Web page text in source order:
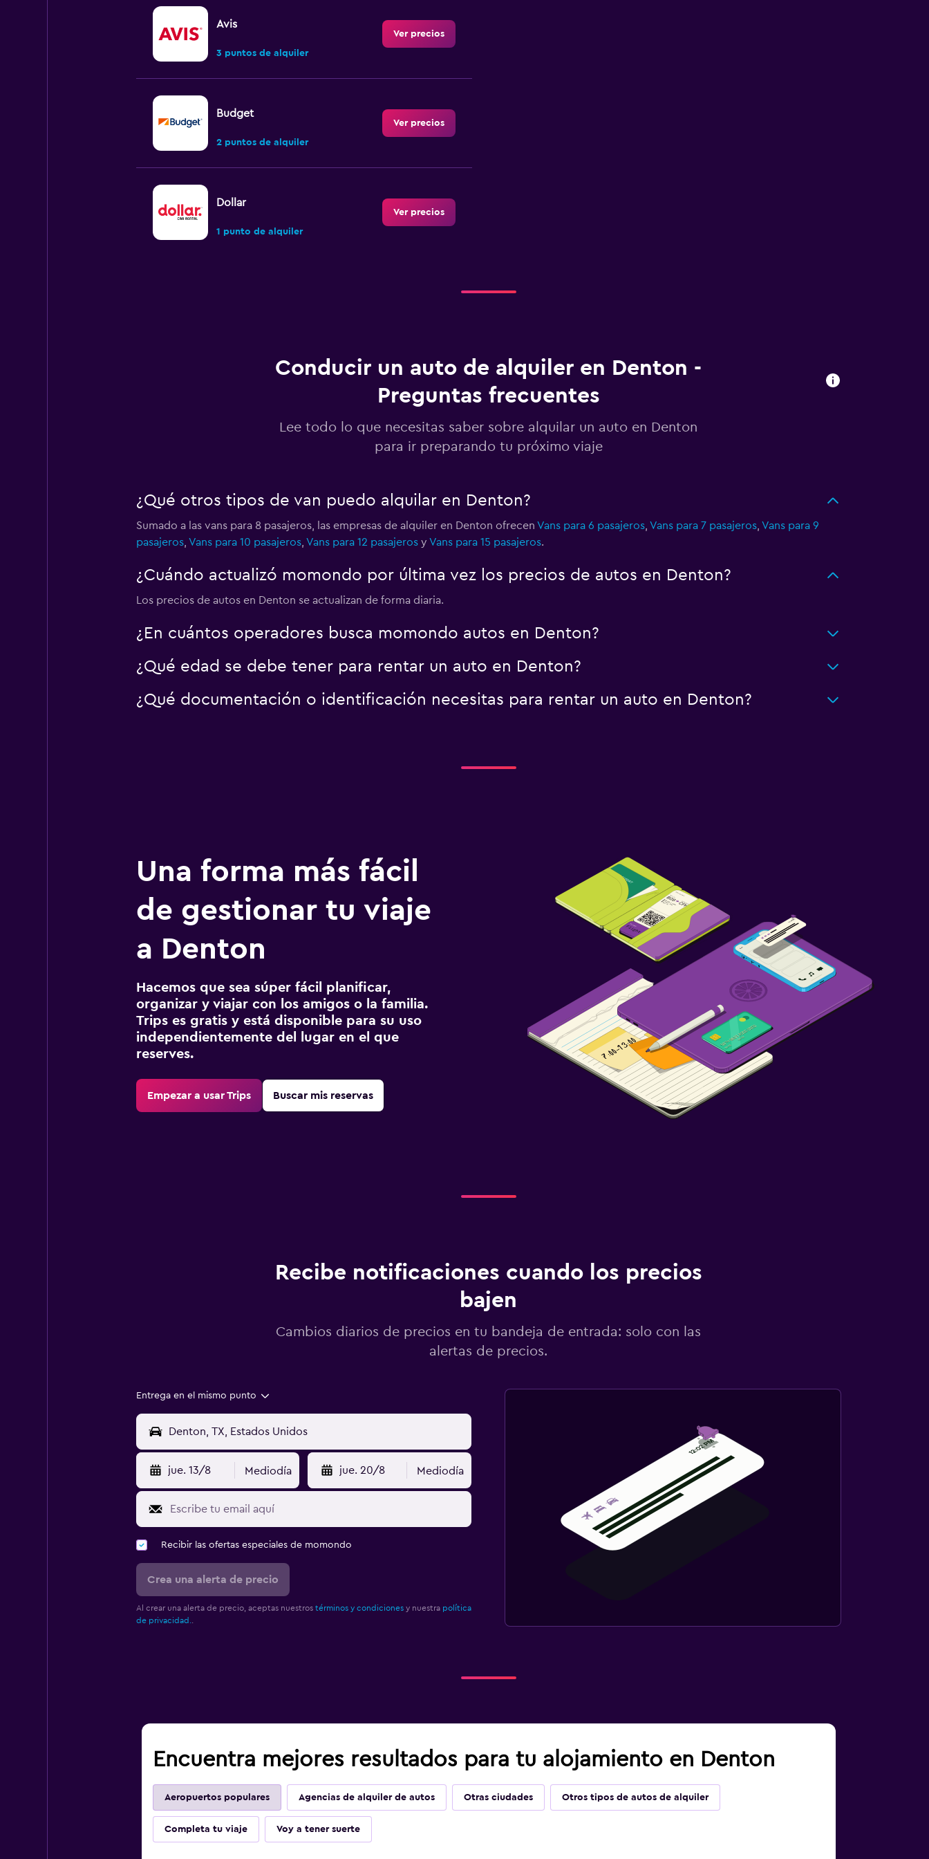
Avis
3 puntos de alquiler
Ver precios
Budget
2 puntos de alquiler
Ver precios
Dollar
1 punto de alquiler
Ver precios
Ver precios
Conducir un auto de alquiler en Denton -
Preguntas frecuentes
Lee todo lo que necesitas saber sobre alquilar un auto en Denton
para ir preparando tu próximo viaje
¿Qué otros tipos de van puedo alquilar en Denton?
Sumado a las vans para 8 pasajeros, las empresas de alquiler en Denton ofrecen Vans para 6 pasajeros, Vans para 7 pasajeros, Vans para 9
pasajeros, Vans para 10 pasajeros, Vans para 12 pasajerosy Vans para 15 pasajeros.
¿Cuándo actualizó momondo por última vez los precios de autos en Denton?
Los precios de autos en Denton se actualizan de forma diaria.
¿En cuántos operadores busca momondo autos en Denton?
¿Qué edad se debe tener para rentar un auto en Denton?
¿Qué documentación o identificación necesitas para rentar un auto en Denton?
Una forma más fácil
de gestionar tu viaje
a Denton
Hacemos que sea súper fácil planificar,
organizar y viajar con los amigos o la familia.
Trips es gratis y está disponible para su uso
independientemente del lugar en el que
reserves.
Empezar a usar Trips Buscar mis reservas
Recibe notificaciones cuando los precios
bajen
Cambios diarios de precios en tu bandeja de entrada: solo con las
alertas de precios.
Entrega en el mismo punto
jue. 13/8 Mediodía jue. 20/8 Mediodía
Recibir las ofertas especiales de momondo
Crea una alerta de precio
Al crear una alerta de precio, aceptas nuestros términos y condicionesy nuestra política
de privacidad.
Encuentra mejores resultados para tu alojamiento en Denton
Aeropuertos populares Agencias de alquiler de autos Otras ciudades Otros tipos de autos de alquiler
Completa tu viaje Voy a tener suerte